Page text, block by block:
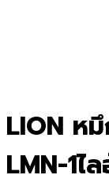
LION ห
LMN-1ไ